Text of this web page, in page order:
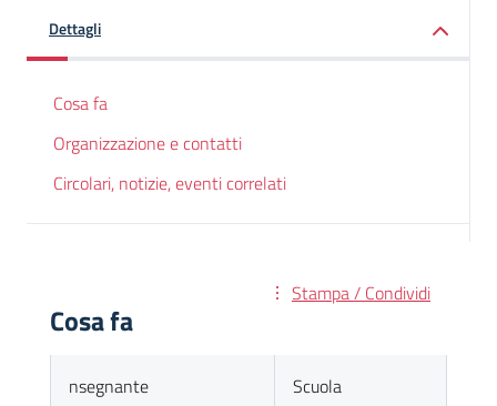
Dettagli
Cosa fa
Organizzazione e contatti
Circolari, notizie, eventi correlati
Stampa / Condividi
Cosa fa
nsegnante Scuola